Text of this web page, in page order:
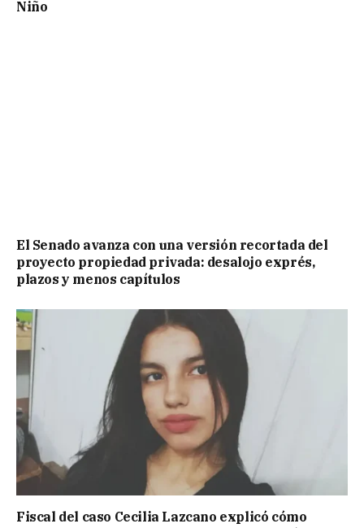
Niño
El Senado avanza con una versión recortada del
proyecto propiedad privada: desalojo exprés,
plazos y menos capítulos
Fiscal del caso Cecilia Lazcano explicó cómo